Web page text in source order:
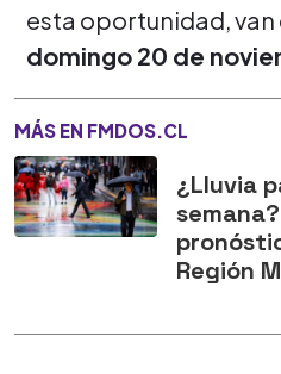
esta oportunidad, van
domingo 20 de
MÁS EN FMDOS.CL
¿Lluvia
Región